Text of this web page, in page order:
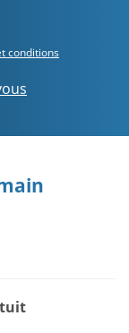
conditions